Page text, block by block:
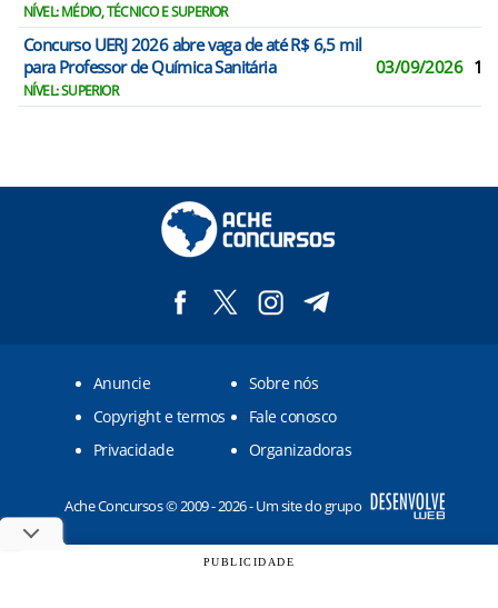
NÍVEL: MÉDIO, TÉCNICO E SUPERIOR
Concurso UERJ 2026 abre vaga de até R$ 6,5 mil
para Professor de Química Sanitária
NÍVEL: SUPERIOR
03/09/2026 1
Anuncie
Sobre nós
Copyright e termos
Fale conosco
Privacidade
Organizadoras
Ache Concursos © 2009 - 2026 - Um site do grupo
PUBLICIDADE